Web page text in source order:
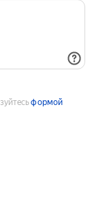
формой